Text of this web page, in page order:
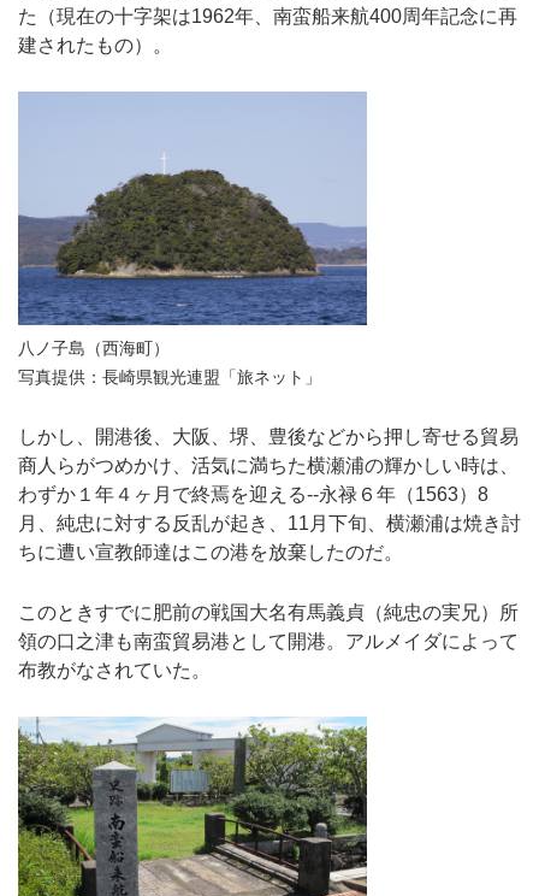
た（現在の十字架は1962年、南蛮船来航400周年記念に再
建されたもの）。
八ノ子島（西海町）
写真提供：長崎県観光連盟「旅ネット」
しかし、開港後、大阪、堺、豊後などから押し寄せる貿易
商人らがつめかけ、活気に満ちた横瀬浦の輝かしい時は、
わずか１年４ヶ月で終焉を迎える--永禄６年（1563）8
月、純忠に対する反乱が起き、11月下旬、横瀬浦は焼き討
ちに遭い宣教師達はこの港を放棄したのだ。
このときすでに肥前の戦国大名有馬義貞（純忠の実兄）所
領の口之津も南蛮貿易港として開港。アルメイダによって
布教がなされていた。